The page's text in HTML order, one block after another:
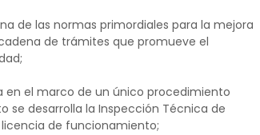
de las normas primordiales para la mejora
de trámites que promueve el
el marco de un único procedimiento
se desarrolla la Inspección Técnica de
de funcionamiento;